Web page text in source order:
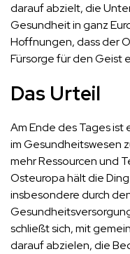
darauf abzielt, die
Gesundheit in ganz
Hoffnungen, dass der
Fürsorge für den Geist
Das Urteil
Am Ende des Tages ist
im Gesundheitswesen
mehr Ressourcen und
Osteuropa hält die
insbesondere durch
schließt sich, mit
darauf abzielen, die